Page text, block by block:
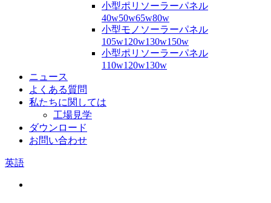
小型ポリソーラーパネル
40w50w65w80w
小型モノソーラーパネル
105w120w130w150w
小型ポリソーラーパネル
110w120w130w
ニュース
よくある質問
私たちに関しては
工場見学
ダウンロード
お問い合わせ
英語